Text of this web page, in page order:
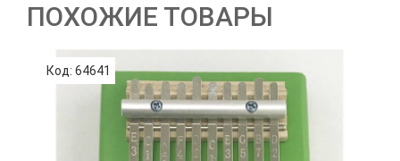
ПОХОЖИЕ ТОВАРЫ
Код: 64641